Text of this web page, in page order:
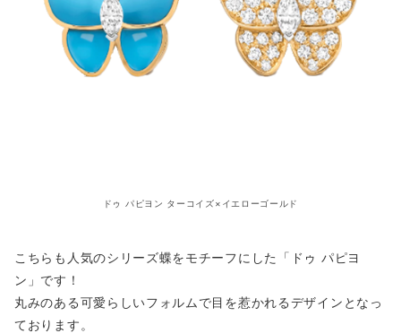
ドゥ パピヨン ターコイズ×イエローゴールド
こちらも人気のシリーズ蝶をモチーフにした「ドゥ パピヨ
ン」です！
丸みのある可愛らしいフォルムで目を惹かれるデザインとなっ
ております。